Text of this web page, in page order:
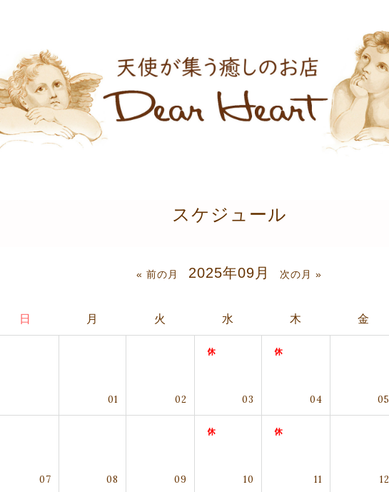
スケジュール
« 前の月 2025年09月 次の月 »
日 月 火 水 木 金
01 02 03 04 05
07 08 09 10 11 12